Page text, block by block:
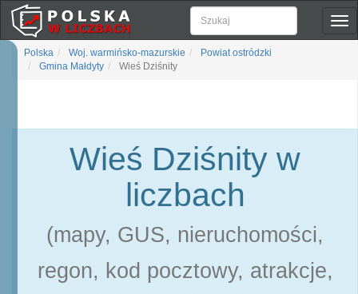
Polska Woj. warmińsko-mazurskie
Powiat ostródzki
Gmina Małdyty
Wieś Dziśnity
Wieś Dziśnity w
liczbach
(mapy, GUS, nieruchomości,
regon, kod pocztowy, atrakcje,